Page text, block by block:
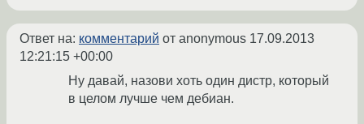
Ответ на: комментарий от anonymous 17.09.2013
12:21:15 +00:00
Ну давай, назови хоть один дистр, который
в целом лучше чем дебиан.